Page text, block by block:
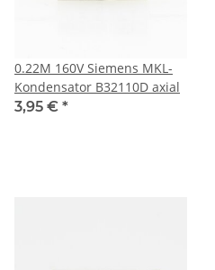
0.22M 160V Siemens MKL-
Kondensator B32110D axial
3,95 € *